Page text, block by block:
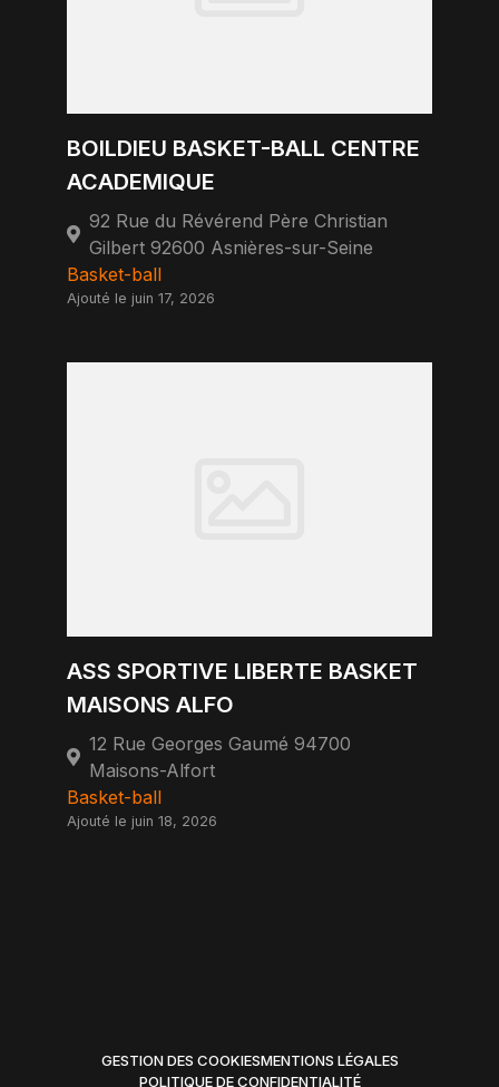
BOILDIEU BASKET-BALL CENTRE
ACADEMIQUE
92 Rue du Révérend Père Christian
Gilbert 92600 Asnières-sur-Seine
Basket-ball
Ajouté le juin 17, 2026
ASS SPORTIVE LIBERTE BASKET
MAISONS ALFO
12 Rue Georges Gaumé 94700
Maisons-Alfort
Basket-ball
Ajouté le juin 18, 2026
GESTION DES COOKIESMENTIONS LÉGALES
POLITIQUE DE CONFIDENTIALITÉ